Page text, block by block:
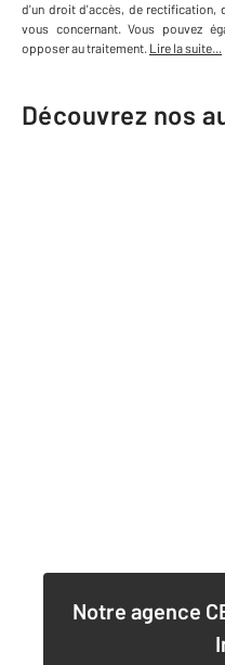
d'un droit d'accès, de rectification,
vous concernant. Vous pouvez
opposer au traitement. Lire la suite...
Découvrez nos
Notre agence